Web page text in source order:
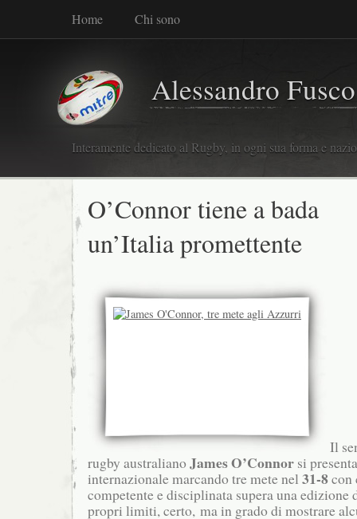
Home Chi sono
Alessandro Fusco
Interamente dedicato al Rugby, in ogni sua forma e
O’Connor tiene a bada
un’Italia promettente
Il
rugby australiano James O’Connor si
internazionale marcando tre mete nel 31-8con
competente e disciplinata supera una edizione
propri limiti, certo, ma in grado di mostrare